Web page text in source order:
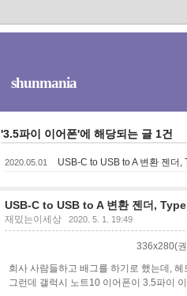
shunmania
'3.5파이 이어폰'에 해당되는 글 1건
2020.05.01 USB-C to USB to A 변환 젠더,
USB-C to USB to A 변환 젠더,
재밌는이세상 2020. 5. 1. 19:49
336x280(
회사 사람들하고 배그를 하기로 했는데,
그런데 갤럭시 노트10 이어폰이 3.5파이